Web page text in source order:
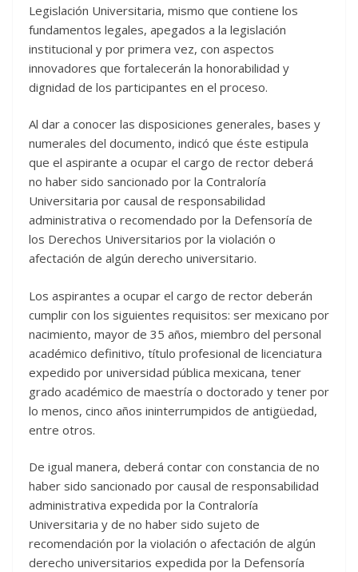
Legislación Universitaria, mismo que contiene los
fundamentos legales, apegados a la legislación
institucional y por primera vez, con aspectos
innovadores que fortalecerán la honorabilidad y
dignidad de los participantes en el proceso.
Al dar a conocer las disposiciones generales, bases y
numerales del documento, indicó que éste estipula
que el aspirante a ocupar el cargo de rector deberá
no haber sido sancionado por la Contraloría
Universitaria por causal de responsabilidad
administrativa o recomendado por la Defensoría de
los Derechos Universitarios por la violación o
afectación de algún derecho universitario.
Los aspirantes a ocupar el cargo de rector deberán
cumplir con los siguientes requisitos: ser mexicano por
nacimiento, mayor de 35 años, miembro del personal
académico definitivo, título profesional de licenciatura
expedido por universidad pública mexicana, tener
grado académico de maestría o doctorado y tener por
lo menos, cinco años ininterrumpidos de antigüedad,
entre otros.
De igual manera, deberá contar con constancia de no
haber sido sancionado por causal de responsabilidad
administrativa expedida por la Contraloría
Universitaria y de no haber sido sujeto de
recomendación por la violación o afectación de algún
derecho universitarios expedida por la Defensoría